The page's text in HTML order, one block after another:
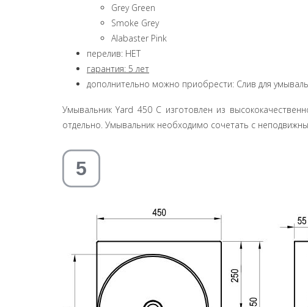
Grey Green
Smoke Grey
Alabaster Pink
перелив: НЕТ
гарантия: 5 лет
дополнительно можно приобрести: Слив для
Умывальник Yard 450 C изготовлен из
отдельно. Умывальник необходимо сочетать с